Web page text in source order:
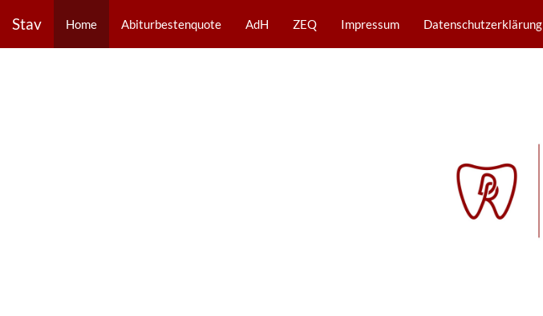
Stav Home Abiturbestenquote AdH ZEQ Impressum Datenschutzerklärung